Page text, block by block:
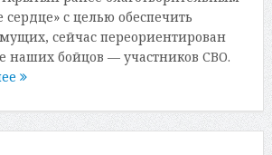
с целью обеспечить
сейчас переориентирован
наших бойцов — участников СВО.